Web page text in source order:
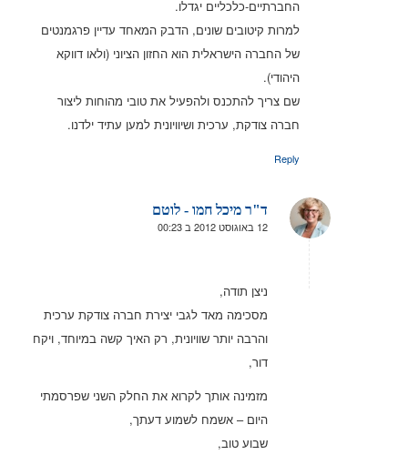
החברתיים-כלכליים יגדלו.
למרות קיטובים שונים, הדבק המאחד עדיין פרגמנטים
של החברה הישראלית הוא החזון הציוני (ולאו דווקא
היהודי).
שם צריך להתכנס ולהפעיל את טובי מהוחות ליצור
חברה צודקת, ערכית ושיוויונית למען עתיד ילדנו.
Reply
ד"ר מיכל חמו - לוטם
אומר:12 באוגוסט 2012 ב 00:23
ניצן תודה,
מסכימה מאד לגבי יצירת חברה צודקת ערכית
והרבה יותר שוויונית, רק האיך קשה במיוחד, ויקח
דור,
מזמינה אותך לקרוא את החלק השני שפרסמתי
היום – אשמח לשמוע דעתך,
שבוע טוב,